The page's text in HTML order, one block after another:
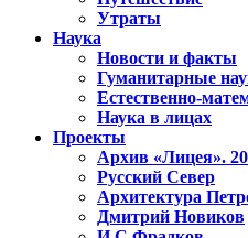
Утраты
Наука
Новости и факты
Гуманитарные
Естественно-
Наука в лицах
Проекты
Архив «Лицея».
Русский Север
Архитектура
Дмитрий Новиков